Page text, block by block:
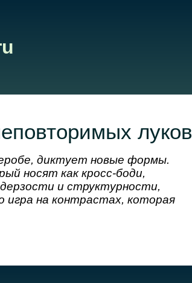
луков
диктует новые формы.
носят как кросс-боди,
и структурности,
на контрастах, которая